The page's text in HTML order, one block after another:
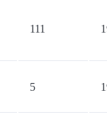
111
5